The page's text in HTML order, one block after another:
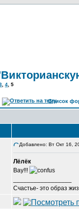
4 , 5
Список
Добавлено: Вт Окт 16,
Лёлёк
Вау!!!
Счастье- это образ